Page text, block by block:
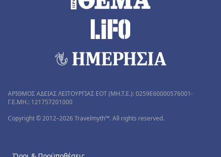
ΑΡΙΘΜΟΣ ΑΔΕΙΑΣ ΛΕΙΤΟΥΡΓΙΑΣ ΕΟΤ (MH.T.E.): 0259Ε60000576001-
Γ.Ε.ΜΗ.: 121757201000
Copyright © 2012–2026 Travelmyth™. All rights reserved.